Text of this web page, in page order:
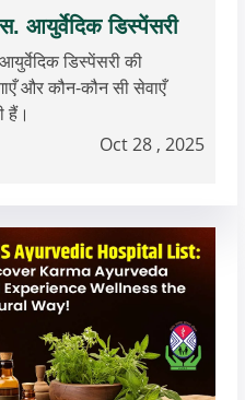
आयुर्वेदिक डिस्पेंसरी
डिस्पेंसरी की
और कौन-कौन सी सेवाएँ
हैं।
Oct 28 , 2025